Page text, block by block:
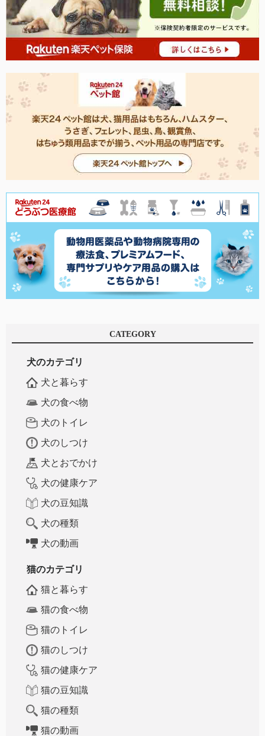
CATEGORY
犬のカテゴリ
犬と暮らす
犬の食べ物
犬のトイレ
犬のしつけ
犬とおでかけ
犬の健康ケア
犬の豆知識
犬の種類
犬の動画
猫のカテゴリ
猫と暮らす
猫の食べ物
猫のトイレ
猫のしつけ
猫の健康ケア
猫の豆知識
猫の種類
猫の動画